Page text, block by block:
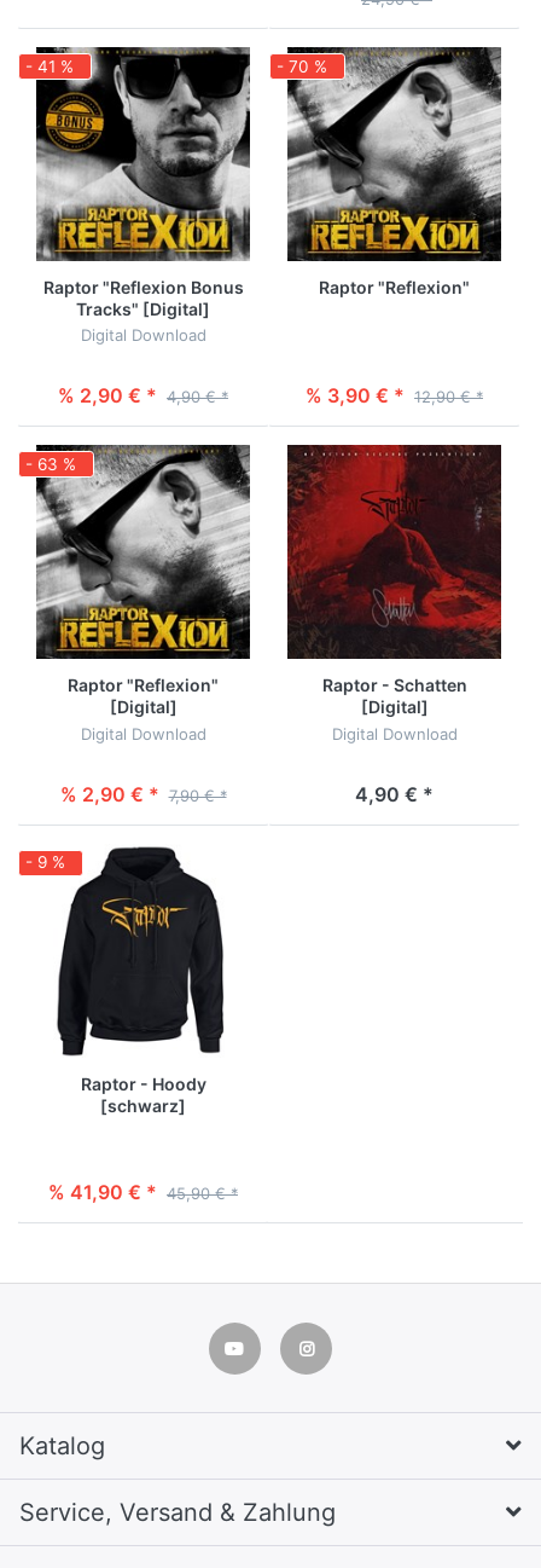
- 41 %
Raptor "Reflexion Bonus
Tracks" [Digital]
Digital Download
% 2,90 € * 4,90 € *
- 70 %
Raptor "Reflexion"
% 3,90 € * 12,90 € *
- 63 %
Raptor "Reflexion"
[Digital]
Digital Download
% 2,90 € * 7,90 € *
Raptor - Schatten
[Digital]
Digital Download
4,90 € *
- 9 %
Raptor - Hoody
[schwarz]
% 41,90 € * 45,90 € *
Katalog
Service, Versand & Zahlung